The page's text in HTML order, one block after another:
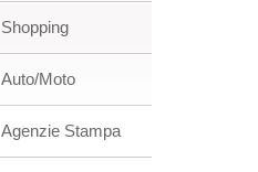
Shopping
Auto/Moto
Agenzie Stampa